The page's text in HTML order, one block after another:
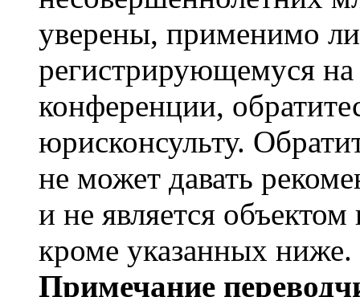
уверены, применимо
регистрирующемуся
конференции,
юрисконсульту.
не может давать
и не является
кроме указанных ниже.
Примечание